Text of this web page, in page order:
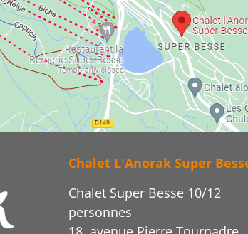
Chalet L'Anorak Super
Chalet Super Besse 10/12
personnes